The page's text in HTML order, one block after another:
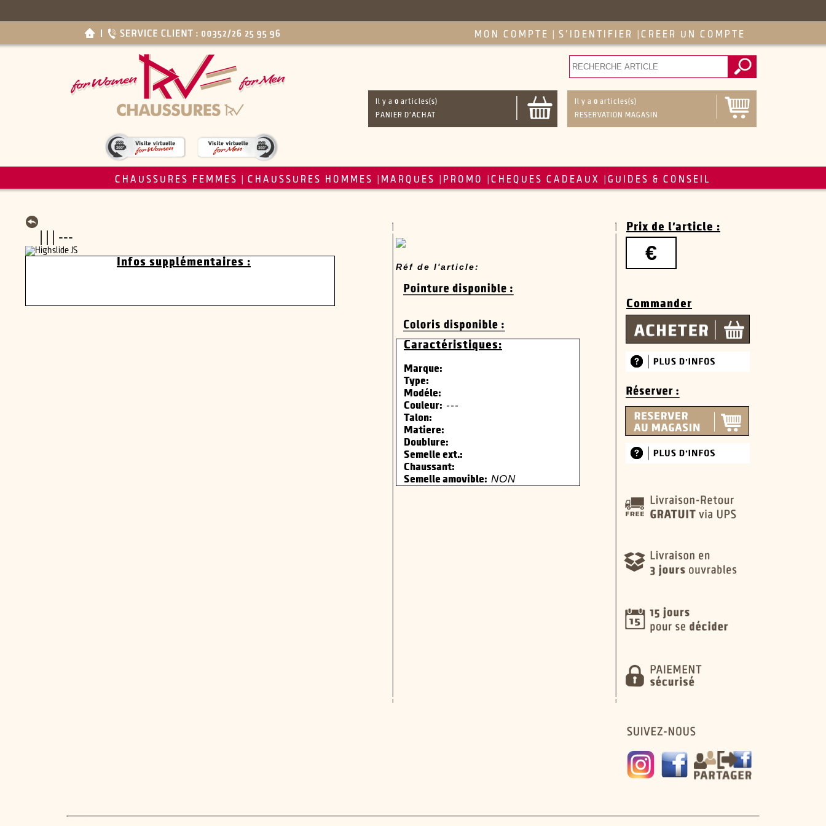
MON COMPTE S'IDENTIFIER CREER UN COMPTE
Il y a 0 articles(s)
PANIER D'ACHAT
Il y a 0 articles(s)
RESERVATION MAGASIN
CHAUSSURES FEMMES CHAUSSURES HOMMES MARQUES PROMO CHEQUES CADEAUX GUIDES & CONSEIL
| | | ---
Réf de l'article:
Caractéristiques:
Marque:
Type:
Modéle:
Couleur: ---
Talon:
Matiere:
Doublure:
Semelle ext.:
Chaussant:
Semelle amovible: NON
Prix de l'article :
€
Commander
Infos supplémentaires :